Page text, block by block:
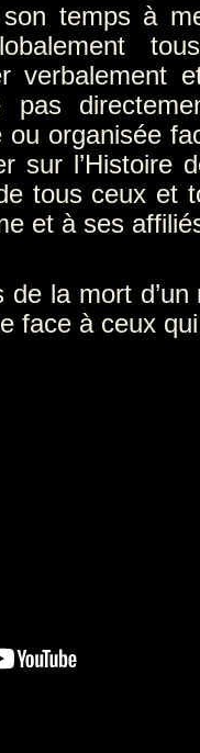
son temps à
verbalement
ou organisée
sur l’Histoire
tous ceux et
et à ses
la mort
face à ceux qui